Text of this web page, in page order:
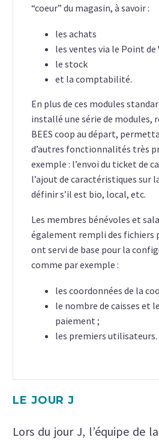
“coeur” du magasin, à savoir :
les achats
les ventes via le Point de
le stock
et la comptabilité.
En plus de ces modules
installé une série de modules,
BEES coop au départ,
d’autres fonctionnalités très
exemple : l’envoi du ticket de
l’ajout de caractéristiques sur
définir s’il est bio, local, etc.
Les membres bénévoles et
également rempli des fichiers
ont servi de base pour la
comme par exemple :
les coordonnées de la
le nombre de caisses et
paiement ;
les premiers utilisateurs.
LE JOUR J
Lors du jour J, l’équipe de